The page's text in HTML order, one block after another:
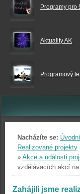
Programy pro
Aktuality AK
Programový
Nacházíte se:
Realizované projekty
» Akce a události
vzdělávacích akcí
Zahájili jsme